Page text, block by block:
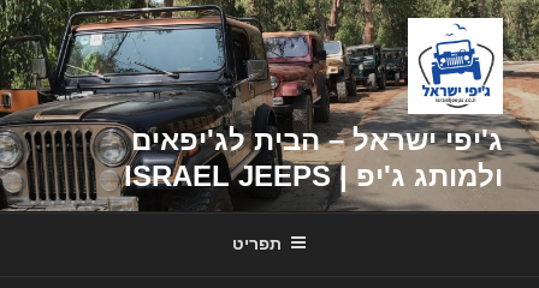
דילוג
לתוכן
ג'יפי ישראל – הבית לג'יפאים
ולמותג ג'יפ | ISRAEL JEEPS
תפריט